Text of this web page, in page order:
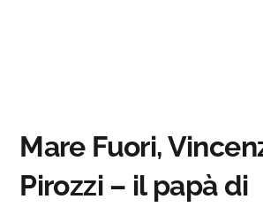
Mare Fuori,
Pirozzi – il papà di